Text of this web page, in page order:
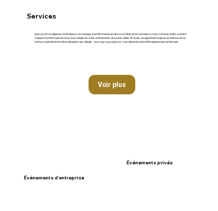
Services
Que ce soit un déjeuner d’entreprise, un mariage, une fête d’anniversaire ou un dîner privé à la maison, nous sommes prêts à rendre
chaque moment spécial. Nous nous adaptons à des événements de toutes tailles et styles, en apportant toujours le même soin, la
même créativité et la même attention aux détails – pour que vous puissiez vous détendre et profiter pleinement de l’instant.
Voir plus
Événements d’entreprise
Événements privés